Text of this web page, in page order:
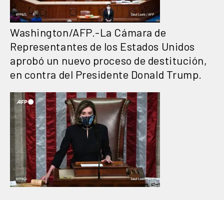
Washington/AFP.-La Cámara de
Representantes de los Estados Unidos
aprobó un nuevo proceso de destitución,
en contra del Presidente Donald Trump.